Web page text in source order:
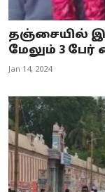
தஞ்சையில்
மேலும் 3 பேர்
Jan 14, 2024